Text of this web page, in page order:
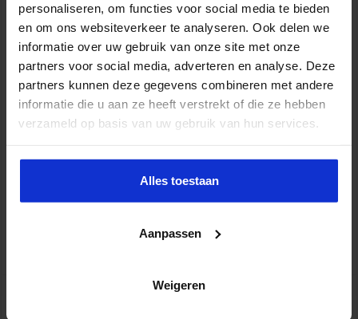
personaliseren, om functies voor social media te bieden
en om ons websiteverkeer te analyseren. Ook delen we
informatie over uw gebruik van onze site met onze
partners voor social media, adverteren en analyse. Deze
partners kunnen deze gegevens combineren met andere
informatie die u aan ze heeft verstrekt of die ze hebben
verzameld op basis van uw gebruik van hun services.
Alles toestaan
Aanpassen
Weigeren
Marjon: Och sorry, in principe kan ik niet vanavond. Sandra: Oh,
jij zegt in principe… kan ik niet. Marjon: Nee, ik bedoel dat ik niet
kan vanavond. Sandra: Oké, dat is duidelijk. Twijfeltaal zaait vaak